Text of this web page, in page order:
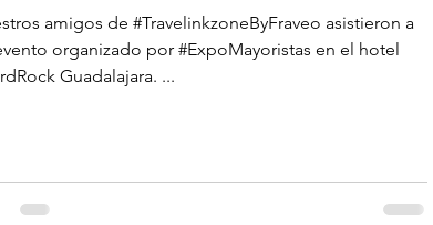
amigos de #TravelinkzoneByFraveo asistieron a
organizado por #ExpoMayoristas en el hotel
Guadalajara. ...